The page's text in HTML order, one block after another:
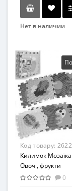
Нет в наличии
Материал
Пенополиэтилен
Код товару: 2622
Килимок
Овочі, фрукти
0